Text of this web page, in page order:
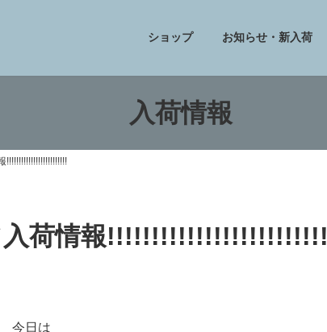
ショップ お知らせ・新入荷
入荷情報
荷情報!!!!!!!!!!!!!!!!!!!!!!!!!
今日は